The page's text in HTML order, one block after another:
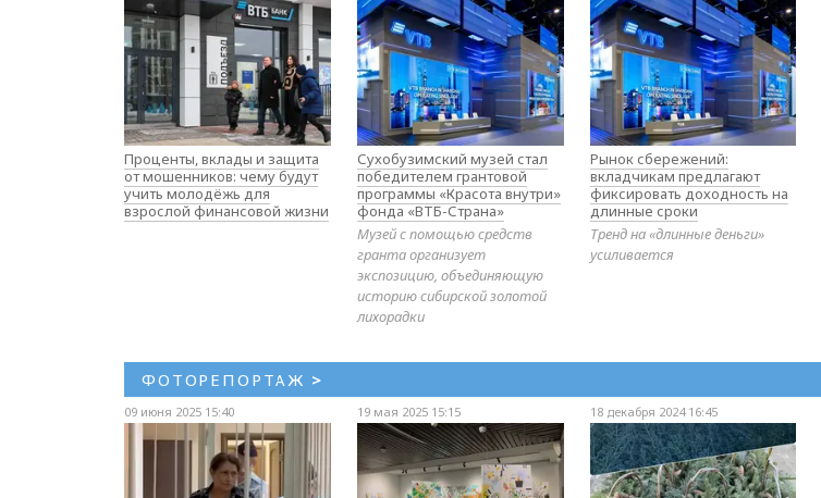
Проценты, вклады и защита
от мошенников: чему будут
учить молодёжь для
взрослой финансовой жизни
Сухобузимский музей стал
победителем грантовой
программы «Красота внутри»
фонда «ВТБ-Страна»
Музей с помощью средств
гранта организует
экспозицию, объединяющую
историю сибирской золотой
лихорадки
Рынок сбережений:
вкладчикам предлагают
фиксировать доходность на
длинные сроки
Тренд на «длинные деньги»
усиливается
ФОТОРЕПОРТАЖ >
09 июня 2025 15:40 19 мая 2025 15:15 18 декабря 2024 16:45